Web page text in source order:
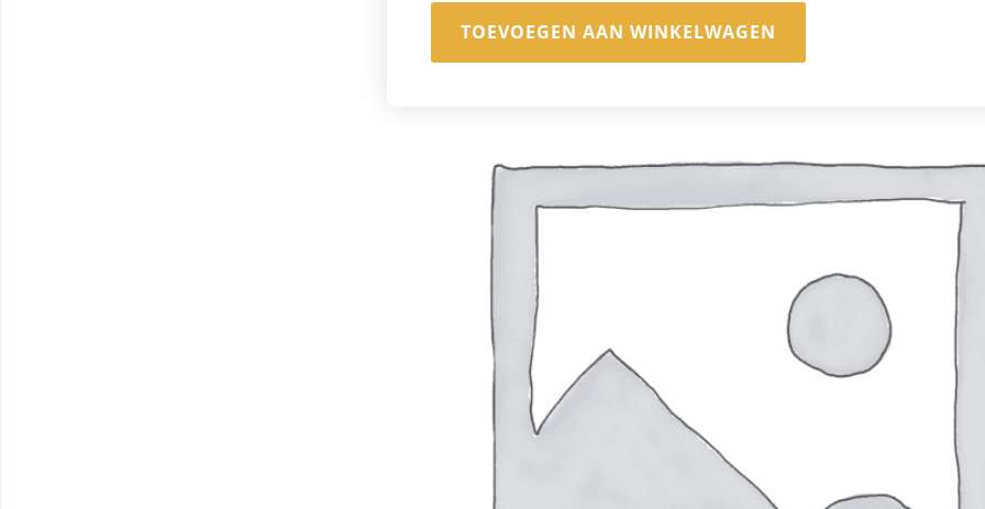
TOEVOEGEN AAN WINKELWAGEN